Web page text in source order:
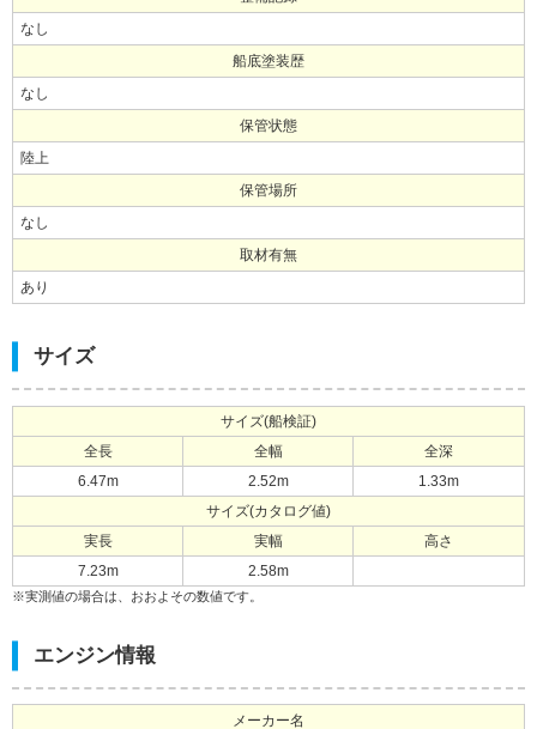
なし
船底塗装歴
なし
保管状態
陸上
保管場所
なし
取材有無
あり
サイズ
サイズ(船検証)
全長
全幅
全深
6.47m
2.52m
1.33m
サイズ(カタログ値)
実長
実幅
高さ
7.23m
2.58m
※実測値の場合は、おおよその数値です。
エンジン情報
メーカー名